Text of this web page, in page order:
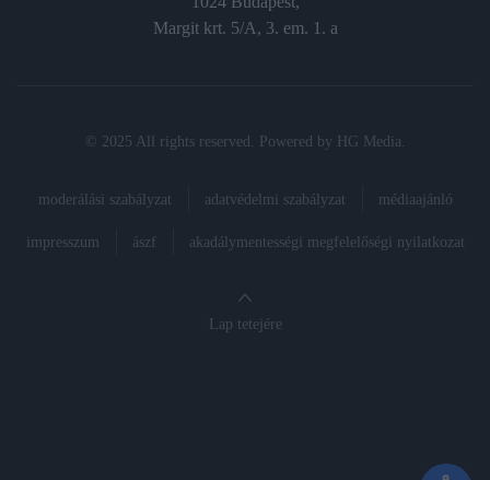
Margit krt. 5/A, 3. em. 1. a
© 2025 All rights reserved. Powered by HG Media
moderálási szabályzat adatvédelmi szabályzat médiaajánló
impresszum ászf akadálymentességi megfelelőségi nyilatkozat
Lap tetejére